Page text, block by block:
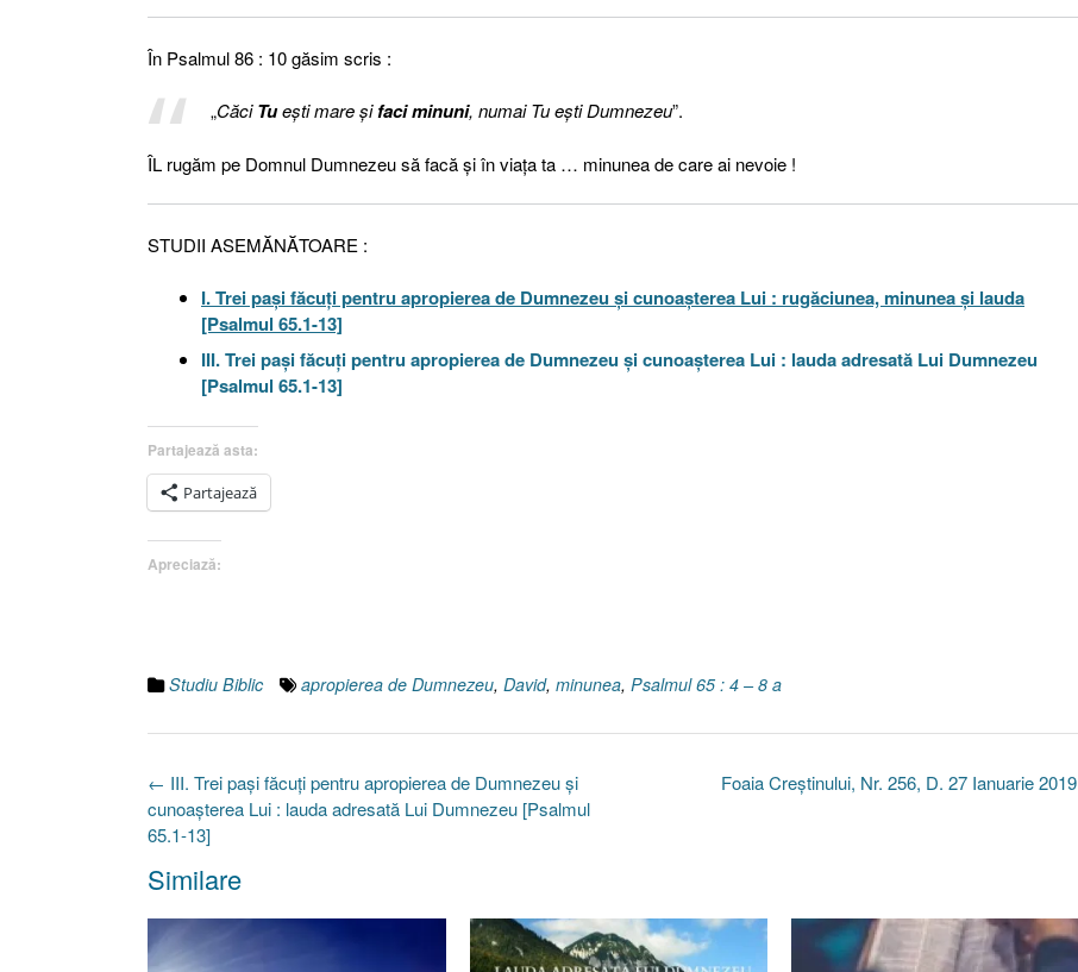
În Psalmul 86 : 10 găsim scris :
„CăciTueşti mare şifaci minuni, numai Tu eşti Dumnezeu”.
ÎL rugăm pe Domnul Dumnezeu să facă şi în viaţa ta … minunea de care ai nevoie !
STUDII ASEMĂNĂTOARE :
I. Trei paşi făcuţi pentru apropierea de Dumnezeu şi cunoaşterea Lui : rugăciunea, minunea şi lauda
[Psalmul 65.1-13]
III. Trei paşi făcuţi pentru apropierea de Dumnezeu şi cunoaşterea Lui : lauda adresată Lui Dumnezeu
[Psalmul 65.1-13]
Partajează asta:
Partajează
Apreciază:
Studiu Biblic apropierea de Dumnezeu, David, minunea, Psalmul 65 : 4 – 8 a
Post
navigation
Foaia Creştinului, Nr. 256, D. 27 Ianuarie 2019
← III. Trei paşi făcuţi pentru apropierea de Dumnezeu şi
cunoaşterea Lui : lauda adresată Lui Dumnezeu [Psalmul
65.1-13]
Similare